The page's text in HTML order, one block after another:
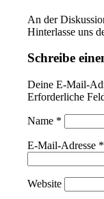
An der
Hinterlasse uns
Schreibe
Deine E-Mail-
Erforderliche
Name *
E-Mail-Adresse *
Website